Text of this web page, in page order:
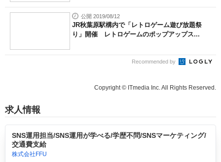
公開 2019/08/12
JR秋葉原駅構内で「レトロゲーム遊び放題祭
り」開催 レトロゲームのポップアップス...
Recommended by
Copyright © ITmedia Inc. All Rights Reserved.
求人情報
SNS運用担当/SNS運用が学べる/学歴不問/SNSマーケティング/
交通費支給
株式会社FFU